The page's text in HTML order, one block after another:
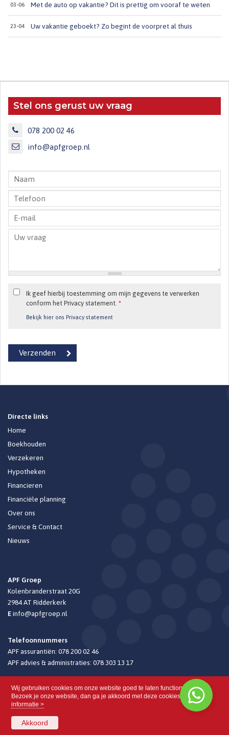
Wij gebruiken cookies om onze website goed te laten functioneren.
Bezoek je onze website, dan ga je akkoord met deze cookies.
Meer
informatie >
Akkoord
03-06 Met de auto op vakantie? Dit is prettig om vooraf te weten
23-04 Uw vakantie geboekt? Zo begint de voorpret al thuis
Stel ons gerust uw vraag
078 200 02 46
info@apfgroep.nl
Ik geef hierbij toestemming om mijn gegevens te verwerken
conform het Privacy statement. *
Bekijk hier ons Privacy statement
Directe links
Home
Boekhouden
Verzekeren
Hypotheken
Financieren
Financiële planning
Over ons
Service & Contact
Nieuws
APF Groep
Kolenbranderstraat 20G
2984 AT Ridderkerk
Einfo@apfgroep.nl
Telefoonnummers
APF assurantiën: 078 200 02 46
APF advies & administraties: 078 303 13 17